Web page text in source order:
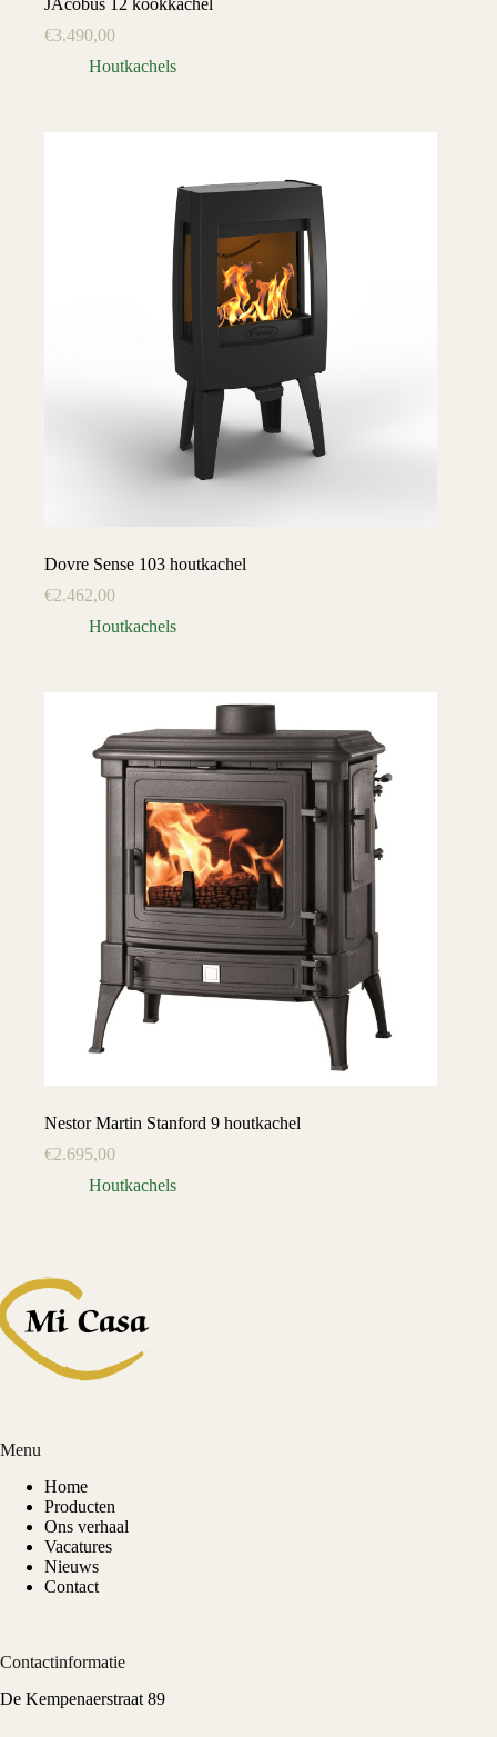
JAcobus 12 kookkachel
€3.490,00
Houtkachels
Dovre Sense 103 houtkachel
€2.462,00
Houtkachels
Nestor Martin Stanford 9 houtkachel
€2.695,00
Houtkachels
Menu
Home
Producten
Ons verhaal
Vacatures
Nieuws
Contact
Contactinformatie
De Kempenaerstraat 89